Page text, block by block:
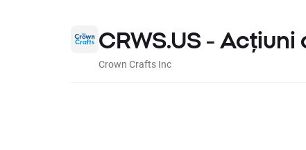
CRWS.US -
Crown Crafts Inc